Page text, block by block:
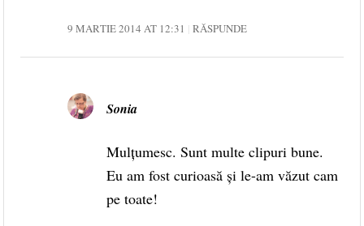
9 MARTIE 2014 AT 12:31 RĂSPUNDE
Sonia
Mulțumesc. Sunt multe clipuri bune.
Eu am fost curioasă și le-am văzut cam
pe toate!